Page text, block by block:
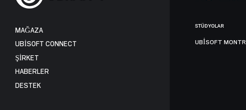
MAĞAZA
UBISOFT CONNECT
ŞİRKET
HABERLER
DESTEK
STÜDYOLAR
UBISOFT